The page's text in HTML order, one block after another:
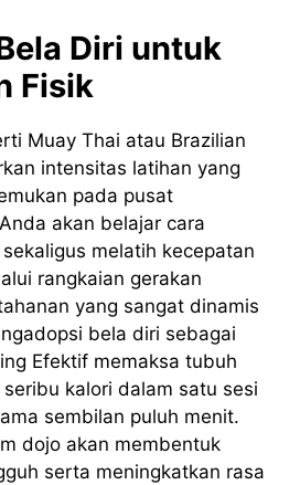
Diri untuk
Fisik
Muay Thai atau Brazilian
intensitas latihan yang
pada pusat
akan belajar cara
melatih kecepatan
rangkaian gerakan
yang sangat dinamis
bela diri sebagai
Efektif memaksa tubuh
kalori dalam satu sesi
sembilan puluh menit.
dojo akan membentuk
serta meningkatkan rasa